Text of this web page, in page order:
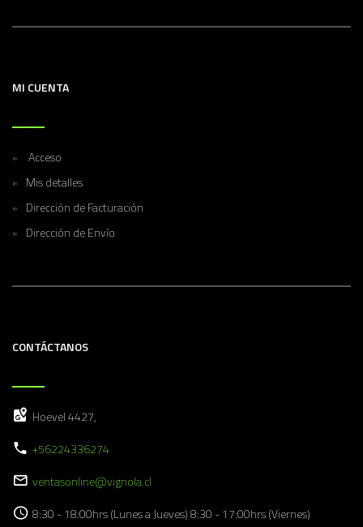
MI CUENTA
Acceso
Mis detalles
Dirección de Facturación
Dirección de Envío
CONTÁCTANOS
Hoevel 4427,
+56224336274
ventasonline@vignola.cl
8:30 - 18:00hrs (Lunes a Jueves) 8:30 - 17:00hrs (Viernes)